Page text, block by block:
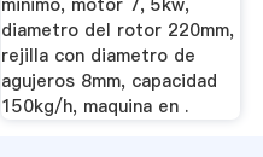
minimo, motor 7, 5kw,
diametro del rotor 220mm,
rejilla con diametro de
agujeros 8mm, capacidad
150kg/h, maquina en .